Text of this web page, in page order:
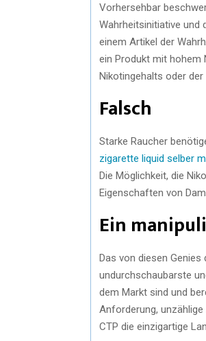
Vorhersehbar
Wahrheitsinitiative und
einem Artikel der
ein Produkt mit hohem
Nikotingehalts oder der
Falsch
Starke Raucher
zigarette liquid selber
Die Möglichkeit, die
Eigenschaften von
Ein
Das von diesen
undurchschaubarste
dem Markt sind und
Anforderung,
CTP die einzigartige